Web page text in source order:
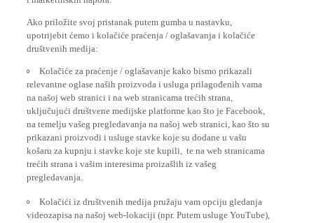
upotrijebit ćemo i kolačiće praćenja / oglašavanja i kolačiće
društvenih medija:
relevantne oglase naših proizvoda i usluga prilagođenih vama
na našoj web stranici i na web stranicama trećih strana,
uključujući društvene medijske platforme kao što je Facebook,
na temelju vašeg pregledavanja na našoj web stranici, kao što su
prikazani proizvodi i usluge stavke koje su dodane u vašu
košaru za kupnju i stavke koje ste kupili, te na web stranicama
trećih strana i vašim interesima proizašlih iz vašeg
videozapisa na našoj web-lokaciji (npr. Putem usluge YouTube),